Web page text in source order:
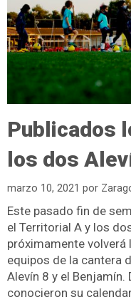
Publicados
los dos
marzo 10, 2021 por
Este pasado fin de
el Territorial A y los
próximamente
equipos de la cantera
Alevín 8 y el
conocieron su